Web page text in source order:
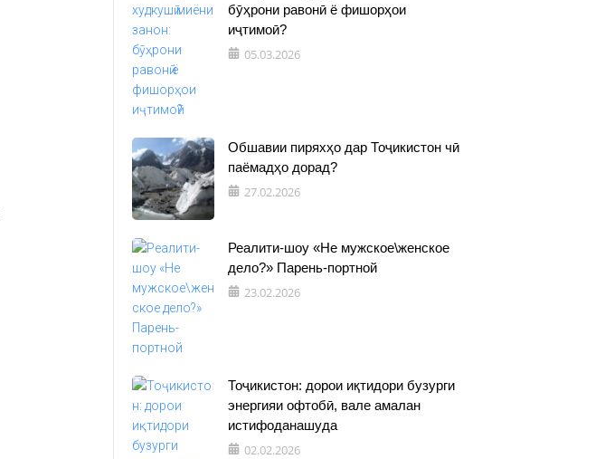
бӯҳрони равонӣ ё фишорҳои
иҷтимоӣ?
05.03.2026
Обшавии пиряхҳо дар Тоҷикистон чӣ
паёмадҳо дорад?
27.02.2026
Реалити-шоу «Не мужское\женское
дело?» Парень-портной
23.02.2026
Тоҷикистон: дорои иқтидори бузурги
энергияи офтобӣ, вале амалан
истифоданашуда
02.02.2026